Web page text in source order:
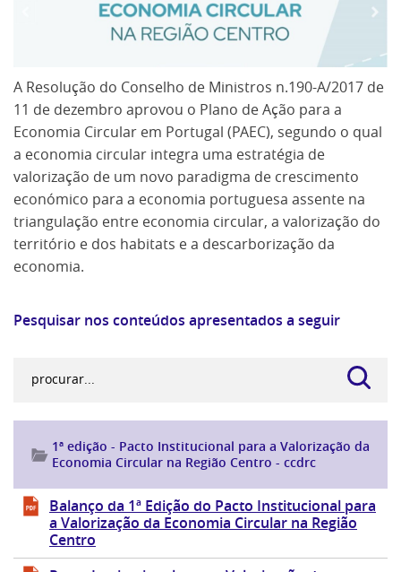
A Resolução do Conselho de Ministros n.190-A/2017 de
11 de dezembro aprovou o Plano de Ação para a
Economia Circular em Portugal (PAEC), segundo o qual
a economia circular integra uma estratégia de
valorização de um novo paradigma de crescimento
económico para a economia portuguesa assente na
triangulação entre economia circular, a valorização do
território e dos habitats e a descarborização da
economia.
Pesquisar nos conteúdos apresentados a seguir
1ª edição - Pacto Institucional para a Valorização da
Economia Circular na Região Centro - ccdrc
Balanço da 1ª Edição do Pacto Institucional para
a Valorização da Economia Circular na Região
Centro